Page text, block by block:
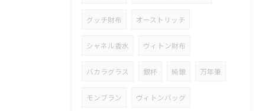
グッチ財布 オーストリッチ
シャネル香水 ヴィトン財布
バカラグラス 銀杯 純銀 万年筆
モンブラン ヴィトンバッグ